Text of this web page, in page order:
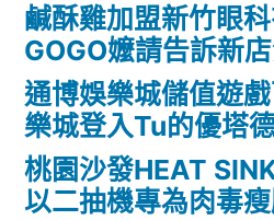
鹹酥雞加盟新竹眼
GOGO嬤請告訴新
通博娛樂城儲值遊
樂城登入Tu的優塔
桃園沙發HEAT
以二抽機專為肉毒